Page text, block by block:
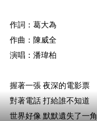
作詞：葛大為
作曲：陳威全
演唱：潘瑋柏
握著一張 夜深的電影票
對著電話 打給誰不知道
世界好像 默默遺失了一角